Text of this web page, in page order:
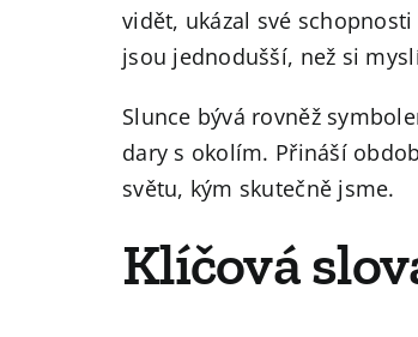
vidět, ukázal své
jsou jednodušší, než si
Slunce bývá rovněž
dary s okolím. Přináší
světu, kým skutečně jsme.
Klíčová